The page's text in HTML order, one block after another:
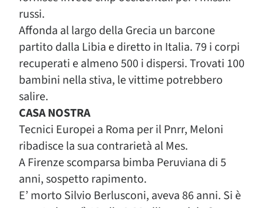
russi.
Affonda al largo della Grecia un barcone
partito dalla Libia e diretto in Italia. 79 i corpi
recuperati e almeno 500 i dispersi. Trovati 100
bambini nella stiva, le vittime potrebbero
salire.
CASA NOSTRA
Tecnici Europei a Roma per il Pnrr, Meloni
ribadisce la sua contrarietà al Mes.
A Firenze scomparsa bimba Peruviana di 5
anni, sospetto rapimento.
E’ morto Silvio Berlusconi, aveva 86 anni. Si è